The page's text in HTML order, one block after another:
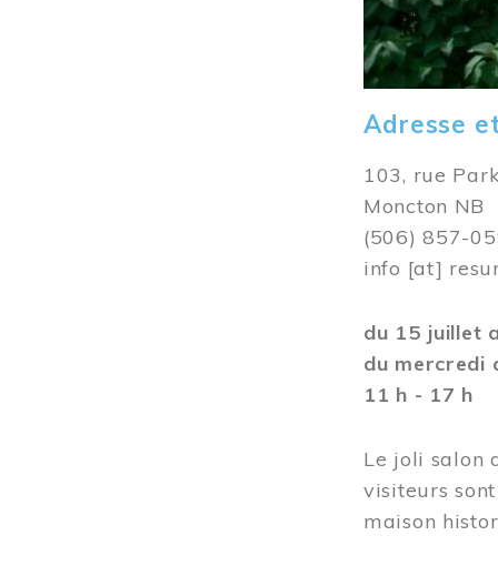
Adresse
103, rue Park
Moncton NB
(506) 857-
info [at]
du 15 juillet
du mercredi
11 h - 17 h
Le joli salon
visiteurs
maison